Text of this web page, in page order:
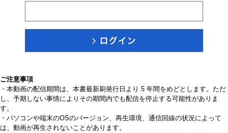
ご注意事項
・本動画の配信期間は、本書最新刷発行日より 5 年間をめどとします。ただ
し、予期しない事情によりその期間内でも配信を停止する可能性がありま
す。
・パソコンや端末のOSのバージョン、再生環境、通信回線の状況によって
は、動画が再生されないことがあります。